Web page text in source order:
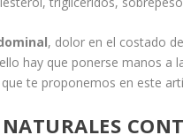
, dolor en el costado
hay que ponerse manos
te proponemos en este